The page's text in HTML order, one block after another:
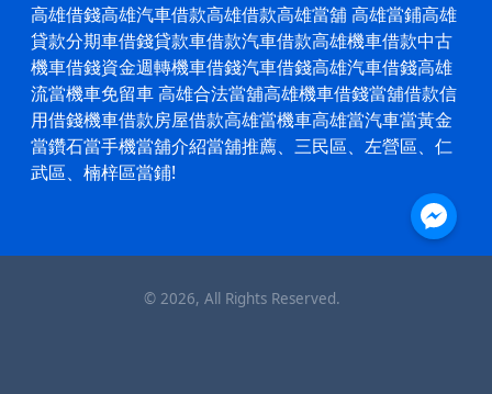
高雄借錢高雄汽車借款高雄借款高雄當舖高雄當鋪高雄
貸款分期車借錢貸款車借款汽車借款高雄機車借款中古
機車借錢資金週轉機車借錢汽車借錢高雄汽車借錢高雄
流當機車免留車 高雄合法當舖高雄機車借錢當舖借款信
用借錢機車借款房屋借款高雄當機車高雄當汽車當黃金
當鑽石當手機當舖介紹當舖推薦、三民區、左營區、仁
武區、楠梓區當鋪!
© 2026, All Rights Reserved.